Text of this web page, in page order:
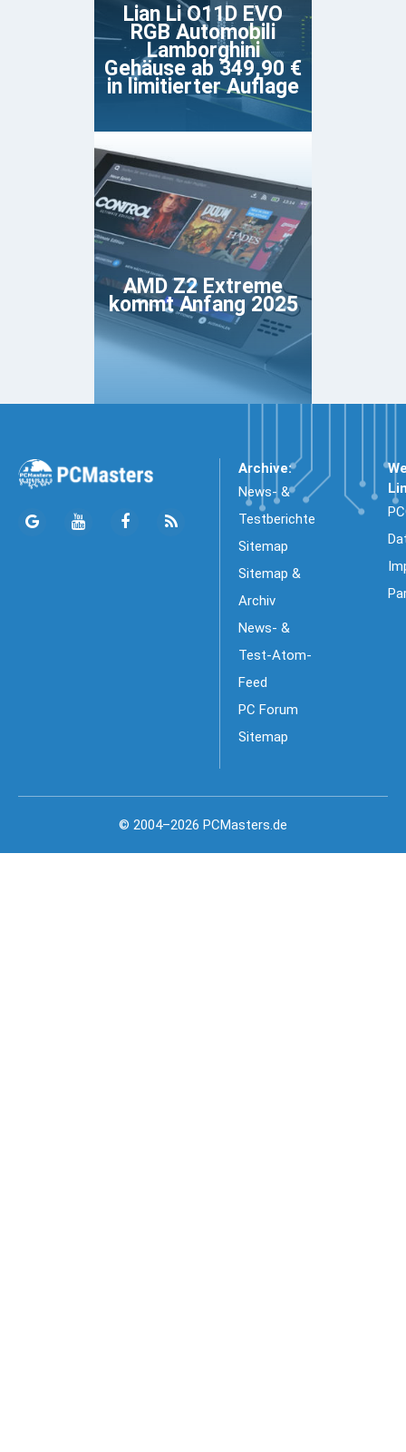
Lian Li O11D EVO
RGB Automobili
Lamborghini
Gehäuse ab 349,90 €
in limitierter Auflage
AMD Z2 Extreme
kommt Anfang 2025
Archive:
News- &
Testberichte
Sitemap
Sitemap &
Archiv
News- &
Test-Atom-
Feed
PC Forum
Sitemap
© 2004–2026 PCMasters.de